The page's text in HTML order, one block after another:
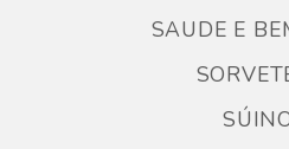
SAUDE E